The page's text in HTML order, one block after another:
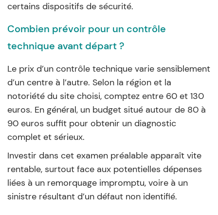
certains dispositifs de sécurité.
Combien prévoir pour un contrôle
technique avant départ ?
Le prix d’un contrôle technique varie sensiblement
d’un centre à l’autre. Selon la région et la
notoriété du site choisi, comptez entre 60 et 130
euros. En général, un budget situé autour de 80 à
90 euros suffit pour obtenir un diagnostic
complet et sérieux.
Investir dans cet examen préalable apparaît vite
rentable, surtout face aux potentielles dépenses
liées à un remorquage impromptu, voire à un
sinistre résultant d’un défaut non identifié.